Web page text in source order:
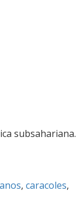
subsahariana.
, caracoles,